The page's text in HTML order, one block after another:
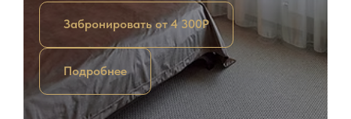
Забронировать от 4 300Р
Подробнее